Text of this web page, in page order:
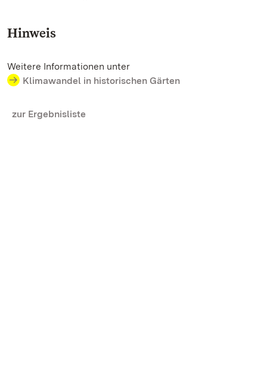
Hinweis
Weitere Informationen unter
Klimawandel in historischen Gärten
zur Ergebnisliste